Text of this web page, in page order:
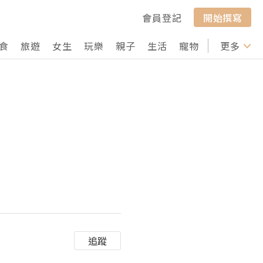
會員登記
開始撰寫
旅遊 女生 玩樂 親子 生活 寵物 行山 打卡
更多
追蹤